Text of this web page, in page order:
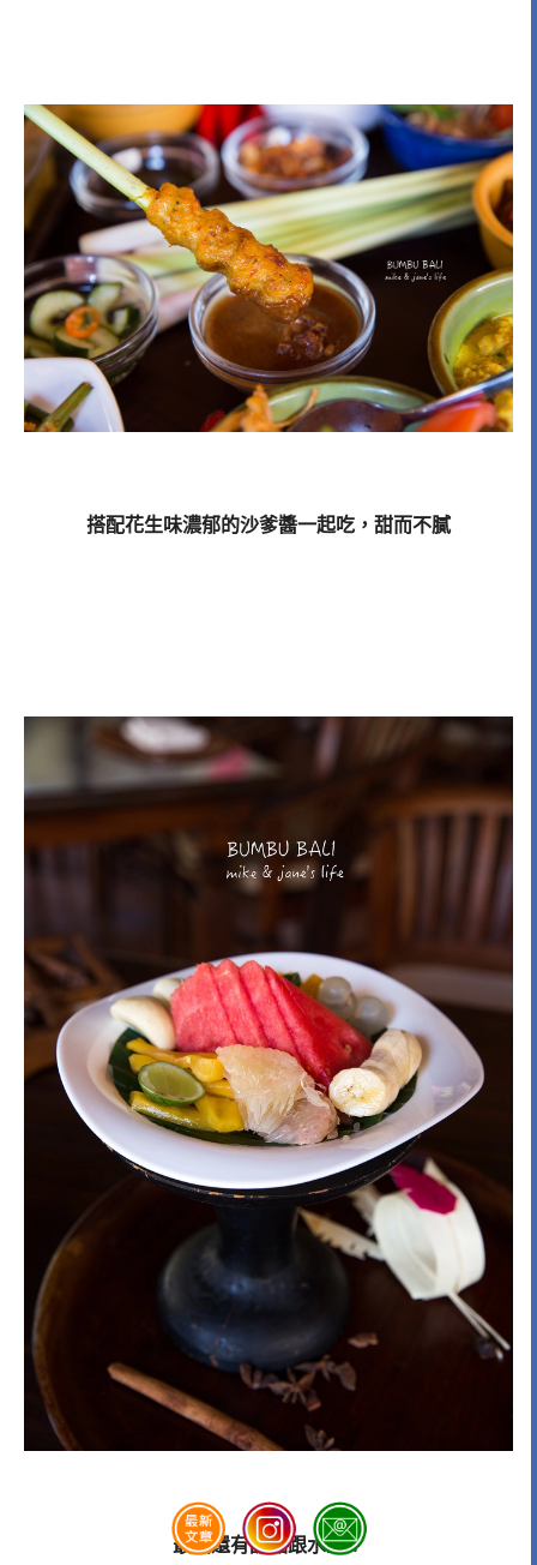
搭配花生味濃郁的沙爹醬一起吃，甜而不膩
最後還有甜點跟水果！